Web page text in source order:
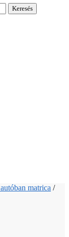
Keresés
matrica /